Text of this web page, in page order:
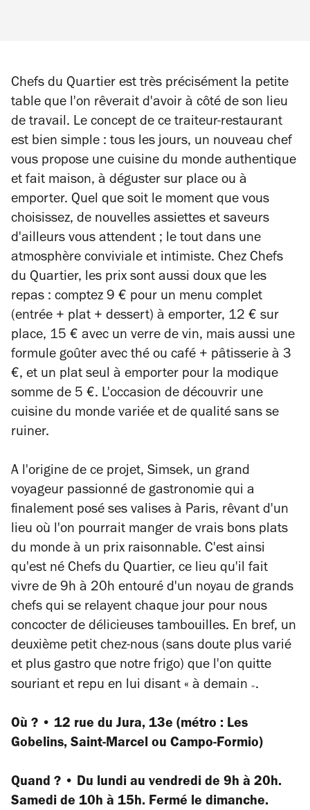
Chefs du Quartier est très précisément la petite
table que l'on rêverait d'avoir à côté de son lieu
de travail. Le concept de ce traiteur-restaurant
est bien simple : tous les jours, un nouveau chef
vous propose une cuisine du monde authentique
et fait maison, à déguster sur place ou à
emporter. Quel que soit le moment que vous
choisissez, de nouvelles assiettes et saveurs
d'ailleurs vous attendent ; le tout dans une
atmosphère conviviale et intimiste. Chez Chefs
du Quartier, les prix sont aussi doux que les
repas : comptez 9 € pour un menu complet
(entrée + plat + dessert) à emporter, 12 € sur
place, 15 € avec un verre de vin, mais aussi une
formule goûter avec thé ou café + pâtisserie à 3
€, et un plat seul à emporter pour la modique
somme de 5 €. L'occasion de découvrir une
cuisine du monde variée et de qualité sans se
ruiner.
A l'origine de ce projet, Simsek, un grand
voyageur passionné de gastronomie qui a
finalement posé ses valises à Paris, rêvant d'un
lieu où l'on pourrait manger de vrais bons plats
du monde à un prix raisonnable. C'est ainsi
qu'est né Chefs du Quartier, ce lieu qu'il fait
vivre de 9h à 20h entouré d'un noyau de grands
chefs qui se relayent chaque jour pour nous
concocter de délicieuses tambouilles. En bref, un
deuxième petit chez-nous (sans doute plus varié
et plus gastro que notre frigo) que l'on quitte
souriant et repu en lui disant « à demain ».
Où ? • 12 rue du Jura, 13e (métro : Les
Gobelins, Saint-Marcel ou Campo-Formio)
Quand ? • Du lundi au vendredi de 9h à 20h.
Samedi de 10h à 15h. Fermé le dimanche.